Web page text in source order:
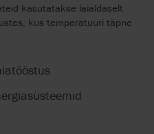
kasutatakse laialdaselt
kus temperatuuri täpne